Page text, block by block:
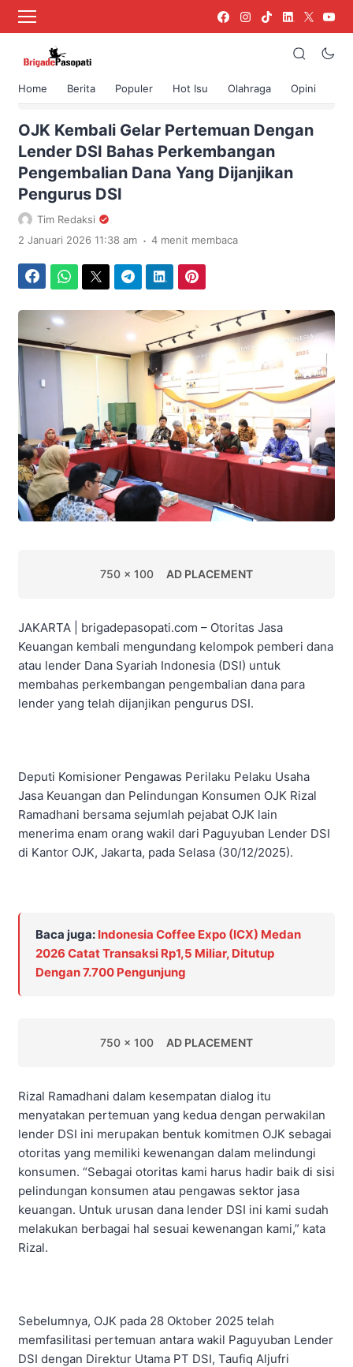
Home Berita Populer Hot Isu Olahraga Opini
›
OJK Kembali Gelar Pertemuan Dengan
Lender DSI Bahas Perkembangan
Pengembalian Dana Yang Dijanjikan
Pengurus DSI
Tim Redaksi
2 Januari 2026 11:38 am . 4 menit membaca
750 x 100 AD PLACEMENT
JAKARTA | brigadepasopati.com – Otoritas Jasa
Keuangan kembali mengundang kelompok pemberi dana
atau lender Dana Syariah Indonesia (DSI) untuk
membahas perkembangan pengembalian dana para
lender yang telah dijanjikan pengurus DSI.
Deputi Komisioner Pengawas Perilaku Pelaku Usaha
Jasa Keuangan dan Pelindungan Konsumen OJK Rizal
Ramadhani bersama sejumlah pejabat OJK lain
menerima enam orang wakil dari Paguyuban Lender DSI
di Kantor OJK, Jakarta, pada Selasa (30/12/2025).
Baca juga: Indonesia Coffee Expo (ICX) Medan
2026 Catat Transaksi Rp1,5 Miliar, Ditutup
Dengan 7.700 Pengunjung
750 x 100 AD PLACEMENT
Rizal Ramadhani dalam kesempatan dialog itu
menyatakan pertemuan yang kedua dengan perwakilan
lender DSI ini merupakan bentuk komitmen OJK sebagai
otoritas yang memiliki kewenangan dalam melindungi
konsumen. “Sebagai otoritas kami harus hadir baik di​ sisi
pelindungan konsumen atau pengawas sektor jasa
keuangan. Untuk urusan dana lender DSI ini kami sudah
melakukan berbagai hal sesuai kewenangan kami,” kata
Rizal.
Sebelumnya, OJK pada 28 Oktober 2025 telah
memfasilitasi pertemuan antara wakil Paguyuban Lender
DSI dengan Direktur Utama PT DSI, Taufiq Aljufri